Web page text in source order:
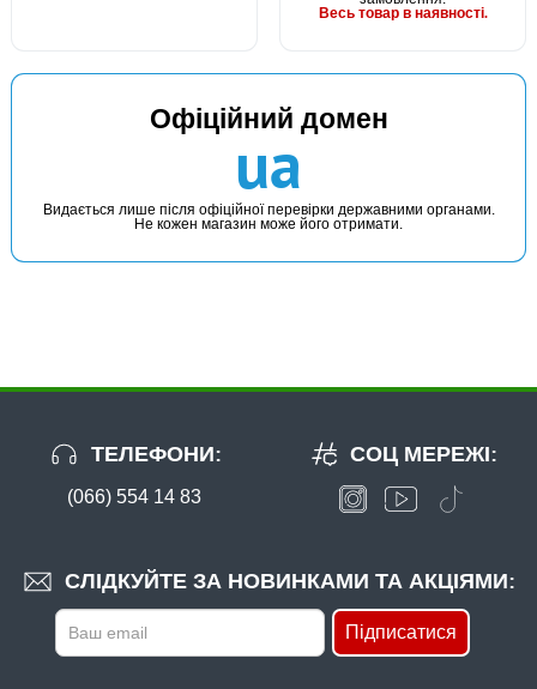
Весь товар в наявності.
Офіційний домен
ua
Видається лише після офіційної перевірки державними органами.
Не кожен магазин може його отримати.
ТЕЛЕФОНИ:
(066) 554 14 83
СЛІДКУЙТЕ ЗА НОВИНКАМИ ТА АКЦІЯМИ:
Підписатися
СОЦ МЕРЕЖІ: